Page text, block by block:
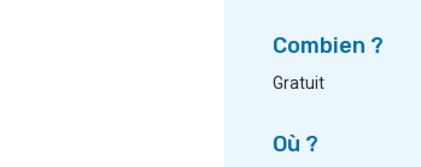
Combien ?
Gratuit
Où ?